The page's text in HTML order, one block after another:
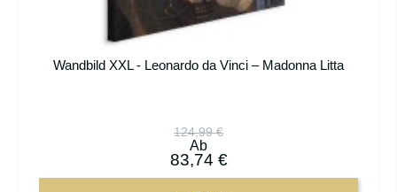
Wandbild XXL - Leonardo da Vinci – Madonna Litta
124,99 €
Ab
83,74 €